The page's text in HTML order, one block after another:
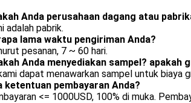
Anda perusahaan dagang atau
adalah pabrik.
lama waktu pengiriman Anda?
pesanan, 7 ~ 60 hari.
Anda menyediakan sampel? apakah
dapat menawarkan sampel untuk
ketentuan pembayaran Anda?
<= 1000USD, 100% di muka.